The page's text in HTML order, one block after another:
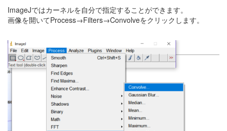
ImageJではカーネルを自分で指定することができます。
画像を開いてProcess→Filters→Convolveをクリックします。